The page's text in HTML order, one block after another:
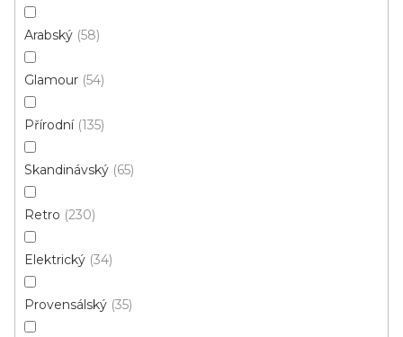
Arabský 58
Glamour 54
Přírodní 135
Skandinávský 65
Retro 230
Elektrický 34
Provensálský 35
od
60x100 cm